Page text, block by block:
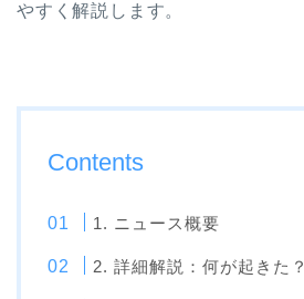
やすく解説します。
Contents
1. ニュース概要
2. 詳細解説：何が起きた？